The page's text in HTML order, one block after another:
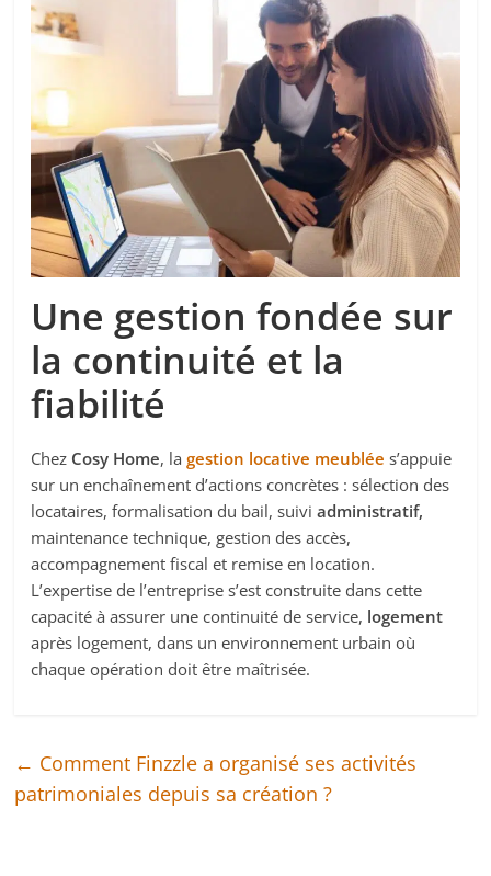
Une gestion fondée sur
la continuité et la
fiabilité
Chez Cosy Home, lagestion locative meublée s’appuie
sur un enchaînement d’actions concrètes : sélection des
locataires, formalisation du bail, suiviadministratif,
maintenance technique, gestion des accès,
accompagnement fiscal et remise en location.
L’expertise de l’entreprise s’est construite dans cette
capacité à assurer une continuité de service, logement
après logement, dans un environnement urbain où
chaque opération doit être maîtrisée.
← Comment Finzzle a organisé ses activités
patrimoniales depuis sa création ?